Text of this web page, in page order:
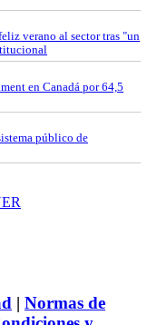
verano al sector tras "un
en Canadá por 64,5
público de
| Normas de